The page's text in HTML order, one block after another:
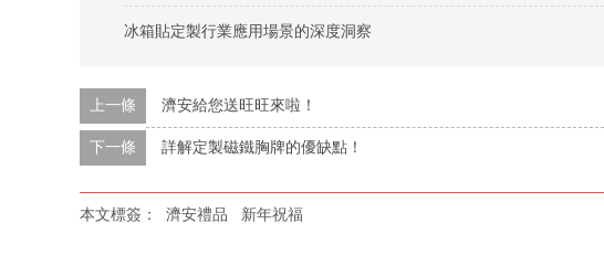
冰箱貼定製行業應用場景的深度洞察
上一條 濟安給您送旺旺來啦！
下一條 詳解定製磁鐵胸牌的優缺點！
本文標簽： 濟安禮品 新年祝福